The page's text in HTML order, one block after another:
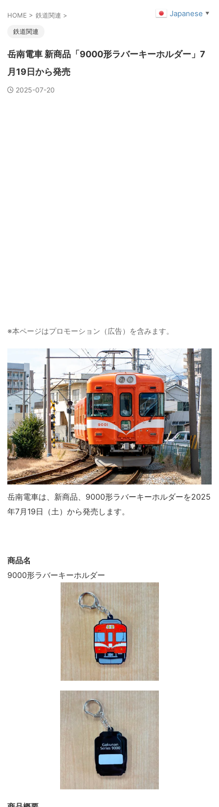
HOME > 鉄道関連 >
鉄道関連
岳南電車 新商品「9000形ラバーキーホルダー」7
月19日から発売
2025-07-20
※本ページはプロモーション（広告）を含みます。
岳南電車は、新商品、9000形ラバーキーホルダーを2025
年7月19日（土）から発売します。
商品名
9000形ラバーキーホルダー
Japanese ▼